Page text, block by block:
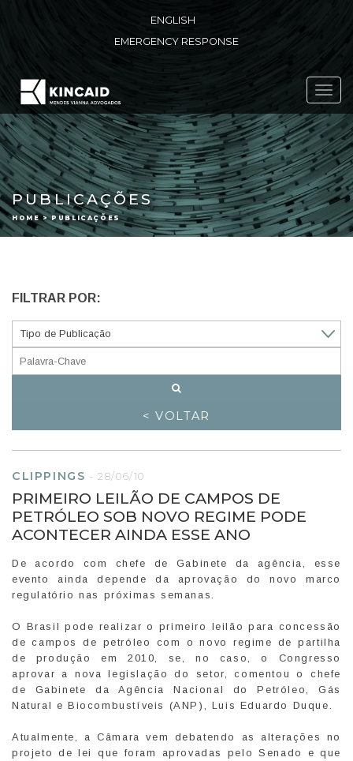
ENGLISH
EMERGENCY RESPONSE
PUBLICAÇÕES
HOME > PUBLICAÇÕES
FILTRAR POR:
< VOLTAR
CLIPPINGS - 28/06/10
PRIMEIRO LEILÃO DE CAMPOS DE
PETRÓLEO SOB NOVO REGIME PODE
ACONTECER AINDA ESSE ANO
De acordo com chefe de Gabinete da agência, esse
evento ainda depende da aprovação do novo marco
regulatório nas próximas semanas.
O Brasil pode realizar o primeiro leilão para concessão
de campos de petróleo com o novo regime de partilha
de produção em 2010, se, no caso, o Congresso
aprovar a nova legislação do setor, comentou o chefe
de Gabinete da Agência Nacional do Petróleo, Gás
Natural e Biocombustíveis (ANP), Luis Eduardo Duque.
Atualmente, a Câmara vem debatendo as alterações no
projeto de lei que foram aprovadas pelo Senado e que